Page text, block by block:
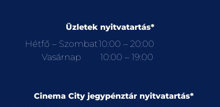
Üzletek nyitvatartás*
Hétfő – Szombat10:00 – 20:00
Vasárnap
10:00 – 19:00
Cinema City jegypénztár nyitvatartás*